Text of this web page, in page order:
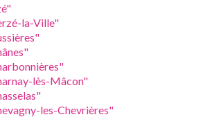
la-Ville"
lès-Mâcon"
les-Chevrières"